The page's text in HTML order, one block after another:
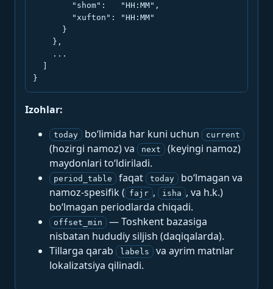
        "shom":   "HH:MM",
        "xufton": "HH:MM"
      }
    },
    ...
}
Izohlar:
today bo‘limida har kuni uchun current
(hozirgi namoz) va next
(keyingi namoz)
maydonlari to‘ldiriladi.
period_table faqat today
bo‘lmagan va
namoz-spesifik ( fajr , isha , va h.k.)
bo‘lmagan periodlarda chiqadi.
offset_min
— Toshkent bazasiga
nisbatan hududiy siljish (daqiqalarda).
Tillarga qarab
labels
va ayrim matnlar
lokalizatsiya qilinadi.